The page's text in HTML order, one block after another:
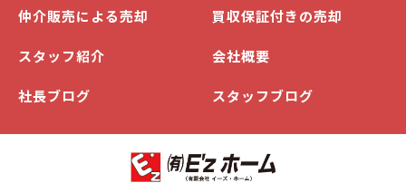
仲介販売による売却 買収保証付きの売却
スタッフ紹介 会社概要
社長ブログ スタッフブログ